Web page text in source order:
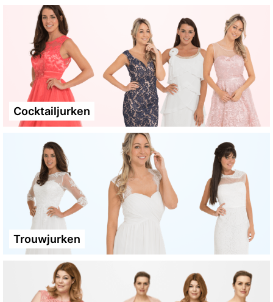
Cocktailjurken
Trouwjurken